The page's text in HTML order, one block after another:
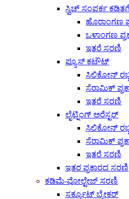
ಸ್ವಿಚ್ ಸಂಪರ್ಕ
ಹೊರಾಂಗಣ
ಒಳಾಂಗಣ
ಇತರೆ ಸರಣಿ
ಫ್ಯೂಸ್ ಕಟೌಟ್
ಸಿಲಿಕೋನ್
ಸೆರಾಮಿಕ್
ಇತರೆ ಸರಣಿ
ಲೈಟ್ನಿಂಗ್ ಅರೆಸ್ಟರ್
ಸಿಲಿಕೋನ್
ಸೆರಾಮಿಕ್
ಇತರೆ ಸರಣಿ
ಇತರ ಪ್ರಕಾರದ ಸರಣಿ
ಕಡಿಮೆ-ವೋಲ್ಟೇಜ್ ಸರಣಿ
ಸರ್ಕ್ಯೂಟ್ ಬ್ರೇಕರ್